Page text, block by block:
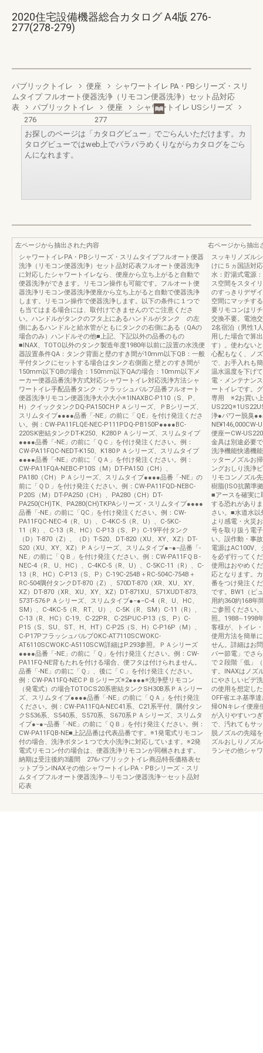
2020住宅設備機器総合カタログ A4版 276-
277(278-279)
パブリックトイレ 便座
シャワートイレ PA・PBシリーズ・スリ
ムタイプ フルオート便器洗浄（リモコン便器洗浄）セット品対応
表
パブリックトイレ 便座
シャワートイレ USシリーズ
276
277
お探しのページは「カタログビュー」でごらんいただけます。カ
タログビューではweb上でパラパラめくりながらカタログをごら
んになれます。
左ページから抽出された内容
シャワートイレPA・PBシリーズ・スリムタイプフルオート便器
洗浄（リモコン便器洗浄）セット品対応表フルオート便器洗浄
に対応したシャワートイレなら、便座から立ち上がると自動で
便器洗浄ができます。リモコン操作も可能です。フルオート便
器洗浄リモコン便器洗浄便座から立ち上がると自動で便器洗浄
します。リモコン操作で便器洗浄します。以下の条件に１つで
も当てはまる場合には、取付けできませんのでご注意くださ
い。ハンドルがタンクのフタ上にあるハンドルがタンク の左
側にあるハンドルと給水管がともにタンクの右側にある（QAの
場合のみ）ハンドルその他■上記、下記以外の品番のもの
■INAX、TOTO以外のタンク製造年度1980年以前に設置の水洗便
器設置条件QA：タンク背面と壁のすき間が10mm以下QB：一般
平付タンクにセットする場合はタンク右側面と壁とのすき間が
150mm以下QBの場合：150mm以下QAの場合：10mm以下メ
ーカー便器品番洗浄方式対応シャワートイレ対応洗浄方法シャ
ワートイレ手配品番タンク・フラッシュバルブ品番フルオート
便器洗浄リモコン便器洗浄大小大小※1INAXBC-P110（S、P、
H）クイックタンクDQ-PA150CHＰＡシリーズ、ＰBシリーズ、
スリムタイプ●●●●品番「-NE」の前に「ＱE」を付け発注くださ
い。例：CW-PA11FLQE-NEC-P111PDQ-PB150P●●●●BC-
220SK密結タンクDT-K250、K280ＰＡシリーズ、スリムタイプ
●●●●品番「-NE」の前に「ＱＣ」を付け発注ください。例：
CW-PA11FQC-NEDT-K150、K180ＰＡシリーズ、スリムタイプ
●●●●品番「-NE」の前に「ＱＡ」を付け発注ください。例：
CW-PA11FQA-NEBC-P10S（M）DT-PA150（CH）、
PA180（CH）ＰＡシリーズ、スリムタイプ●●●●品番「-NE」の
前に「ＱＤ」を付け発注ください。例：CW-PA11FQD-NEBC-
P20S（M）DT-PA250（CH）、PA280（CH）DT-
PA250(CH)TK、PA280(CH)TKPAシリーズ・スリムタイプ●●●●
品番「-NE」の前に「QC」を付け発注ください。例：CW-
PA11FQC-NEC-4（R、U）、C-4KC-5（R、U）、C-5KC-
11（R）、C-13（R、HC）C-P13（S、P）C-19平付タンク
（D）T-870（Z）、（D）T-520、DT-820（XU、XY、XZ）DT-
520（XU、XY、XZ）ＰＡシリーズ、スリムタイプ●−●−品番「-
NE」の前に「ＱＢ」を付け発注ください。例：CW-PA11FＱＢ-
NEC-4（R、U、HC）、C-4KC-5（R、U）、C-5KC-11（R）、C-
13（R、HC）C-P13（S、P）C-19C-254B＋RC-504C-754B＋
RC-504隅付タンクDT-870（Z）、570DT-870（XR、XU、XY、
XZ）DT-870（XR、XU、XY、XZ）DT-871XU、571XUDT-873、
573T-576ＰＡシリーズ、スリムタイプ●−●−C-4（R、U、HC、
SM）、C-4KC-5（R、RT、U）、C-5K（R、SM）C-11（R）、
C-13（R、HC）C-19、C-22PR、C-25PUC-P13（S、P）C-
P15（S、SU、ST、H、HT）C-P25（S、H）C-P16P（M）、
C-P17PフラッシュバルブOKC-AT7110SCWOKC-
AT6110SCWOKC-A5110SCW詳細はP.293参照。ＰＡシリーズ
●●●●品番「-NE」の前に「Ｑ」を付け発注ください。例：CW-
PA11FQ-NE背もたれを付ける場合、便フタは付けられません。
品番「-NE」の前に「Ｑ」、後に「Ｃ」を付け発注ください。
例：CW-PA11FQ-NECＰＢシリーズ※2●●●●※洗浄壁リモコン
（発電式）の場合TOTOCS20系密結タンクSH30B系ＰＡシリー
ズ、スリムタイプ●●●●品番「-NE」の前に「ＱＡ」を付け発注
ください。例：CW-PA11FQA-NEC41系、C21系平付、隅付タン
クS536系、S540系、S570系、S670系ＰＡシリーズ、スリムタ
イプ●−●−品番「-NE」の前に「ＱＢ」を付け発注ください。例：
CW-PA11FQB-NE■上記品番は代表品番です。※1発電式リモコン
付の場合、洗浄ボタン１つで大小洗浄に対応しています。※2発
電式リモコン付の場合は、便器洗浄リモコンが同梱されます。
納期は受注後約3週間 276パブリックトイレ商品特長価格表セ
ットプランINAXその他シャワートイレPA・PBシリーズ・スリ
ムタイプフルオート便器洗浄︵リモコン便器洗浄︶セット品対
応表
右ページから抽出
スッキリノズル
けに５ヵ国語対
水：貯湯式電源
ス空間をスタイ
のすっきりデザ
空間にマッチす
要リモコンはリ
交換不要。電池
2名宿泊（男性1
用した場合で算
す）。使わない
心配もなく、ノ
で、お手入れも
温水温度を下げ
電・メンテナン
ートイレです。
専用 ※2お買い上
浄●パワー脱臭
NE¥146,000CW-
便座ーCW-
金具は別途必要
洗浄機能快適機
ッターノズルお
ングおしり洗浄
リモコンノズル
樹脂(ISO抗菌準
■アースを確実に
する恐れがあり
さい。■水道水以
より感電・火災
号を取り扱う電
い。誤作動・事
電源はAC100V
を必ず行ってく
使用はおやめく
応となります。
番をつけ発注く
です。BW1（ピ
用約360約168年
ご参照ください
照。1988∼1998
客様が、トイレ
使用方法を簡単
せん。詳細はお
パー節電」でさ
で２段階「低」
す。INAXはノズ
にやさしいビデ
の使用を想定し
OFF省エネ基準
帰ONキレイ便座
が入りやすいつ
で、汚れてもサ
脱ノズルの先端
ズルおしりノズ
ランその他シャ